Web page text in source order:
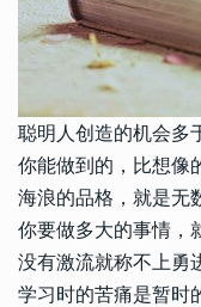
聪明人创造的机会多
你能做到的，比想像
海浪的品格，就是无
你要做多大的事情，
没有激流就称不上勇
学习时的苦痛是暂时